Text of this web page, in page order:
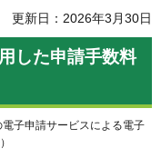
更新日：2026年3月30日
した申請手数料
子申請サービスによる電子